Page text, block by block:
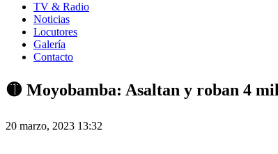
TV & Radio
Noticias
Locutores
Galería
Contacto
🟡 Moyobamba: Asaltan y roban 4
20 marzo, 2023 13:32